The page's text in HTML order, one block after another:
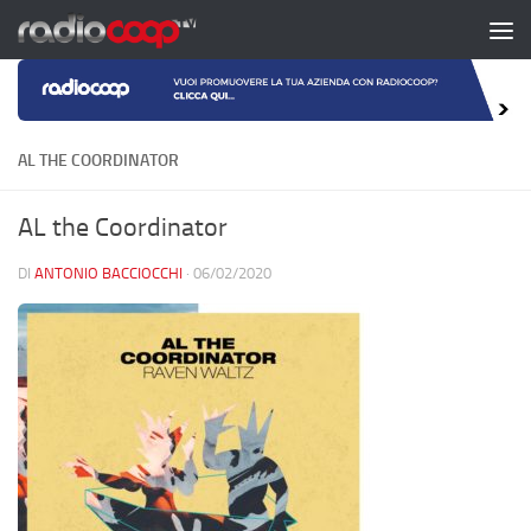
Salta al contenuto
AL THE COORDINATOR
AL the Coordinator
DI ANTONIO BACCIOCCHI · 06/02/2020